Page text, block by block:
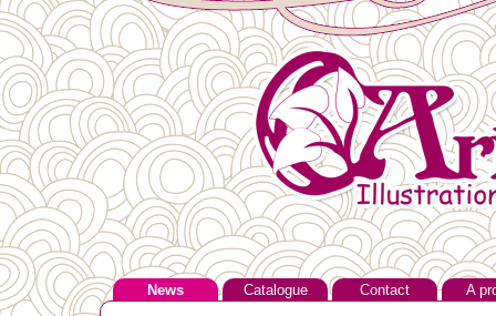
News Catalogue Contact A